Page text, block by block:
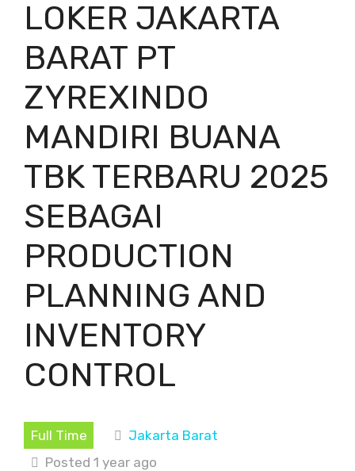
LOKER JAKARTA
BARAT PT
ZYREXINDO
MANDIRI BUANA
TBK TERBARU 2025
SEBAGAI
PRODUCTION
PLANNING AND
INVENTORY
CONTROL
Full Time
Jakarta Barat
Posted 1 year ago